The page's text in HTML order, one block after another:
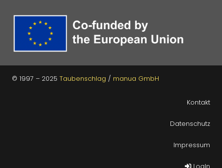
© 1997 – 2025 Taubenschlag / manua GmbH
Kontakt
Datenschutz
Impressum